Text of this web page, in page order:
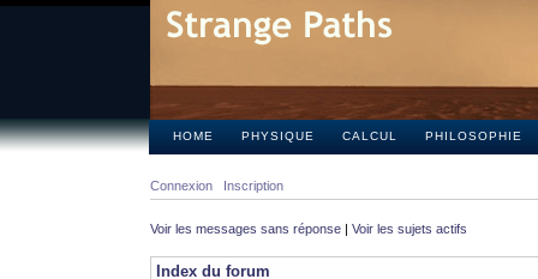
HOME PHYSIQUE CALCUL PHILOSOPHIE
Connexion Inscription
Voir les messages sans réponse | Voir les sujets actifs
Index du forum